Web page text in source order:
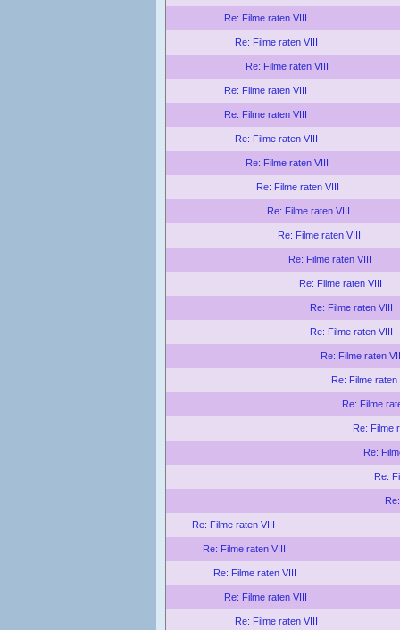
Re: Filme raten VIII
Re: Filme raten VIII
Re: Filme raten VIII
Re: Filme raten VIII
Re: Filme raten VIII
Re: Filme raten VIII
Re: Filme raten VIII
Re: Filme raten VIII
Re: Filme raten VIII
Re: Filme raten VIII
Re: Filme raten VIII
Re: Filme raten VIII
Re: Filme raten VIII
Re: Filme raten VIII
Re: Filme raten
Re: Filme raten
Re: Filme
Re: Filme
Re:
Re:
Re: Filme raten VIII
Re: Filme raten VIII
Re: Filme raten VIII
Re: Filme raten VIII
Re: Filme raten VIII